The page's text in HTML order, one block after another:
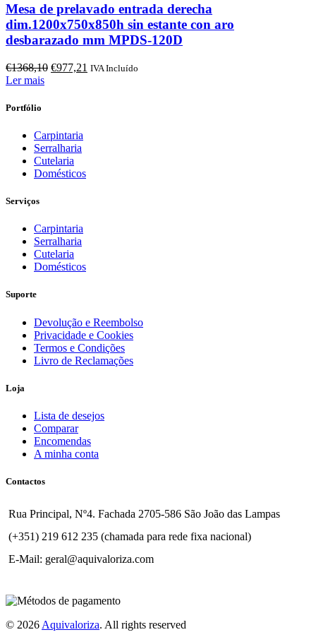
Mesa de prelavado entrada derecha
dim.1200x750x850h sin estante con aro
desbarazado mm MPDS-120D
€1368,10 O
€977,21 O
IVA Incluído
Ler mais
Portfólio
Carpintaria
Serralharia
Cutelaria
Domésticos
Serviços
Carpintaria
Serralharia
Cutelaria
Domésticos
Suporte
Devolução e Reembolso
Privacidade e Cookies
Termos e Condições
Livro de Reclamações
Loja
Lista de desejos
Comparar
Encomendas
A minha conta
Contactos
Rua Principal, Nº4. Fachada 2705-586 São João das Lampas
(+351) 219 612 235 (chamada para rede fixa nacional)
E-Mail: geral@aquivaloriza.com
© 2026 Aquivaloriza. All rights reserved